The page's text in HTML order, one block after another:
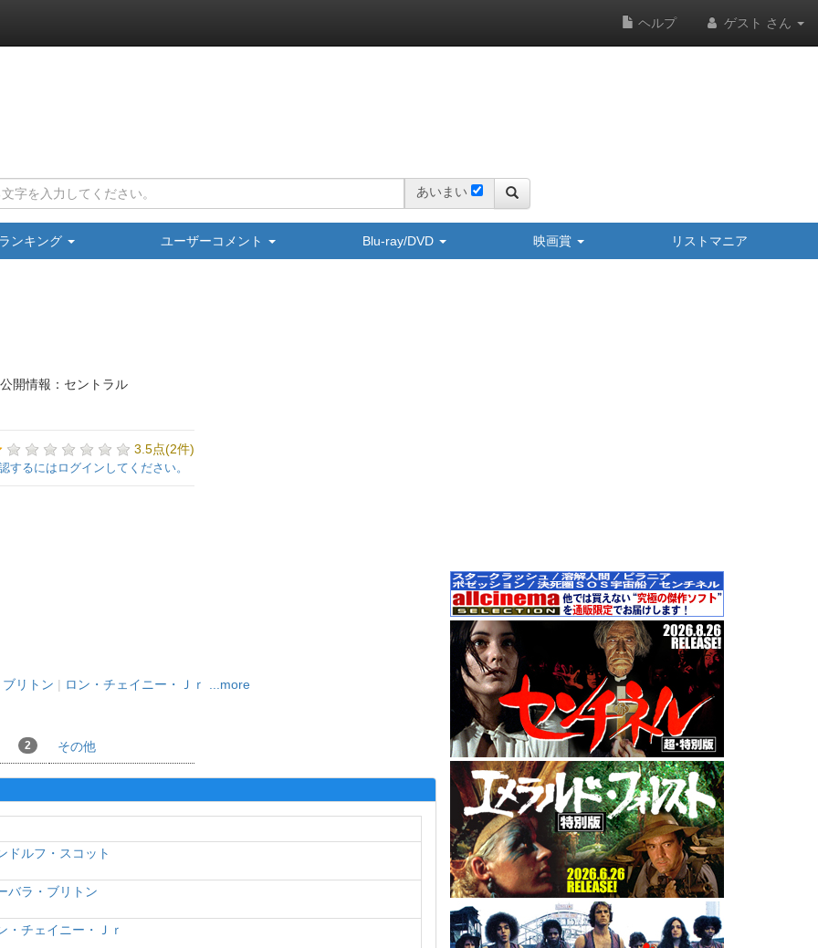
ヘルプ ゲスト さん
あいまい
ランキング ユーザーコメント Blu-ray/DVD 映画賞 リストマニア
公開情報：セントラル
3.5点(2件)
するにはログインしてください。
リトン | ロン・チェイニー・Ｊｒ ...more
2 その他
ドルフ・スコット
バラ・ブリトン
・チェイニー・Ｊｒ